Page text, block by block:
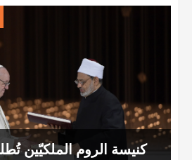
كنيسة الروم الملكيّين